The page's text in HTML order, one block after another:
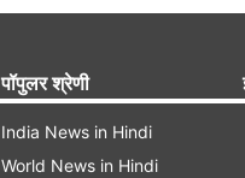
पॉपुलर श्रेणी
India News in Hindi
World News in Hindi